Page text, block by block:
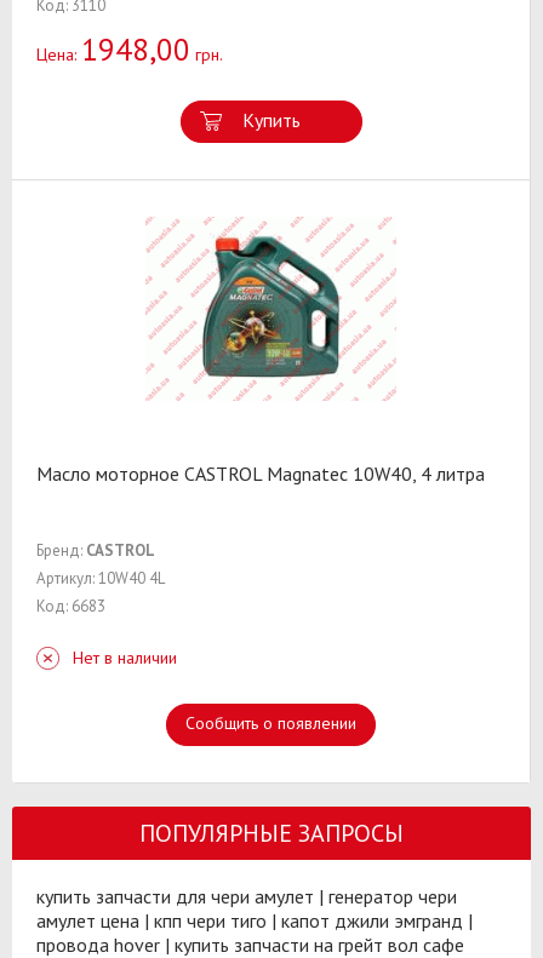
Код: 3110
Цена: 1948,00 грн.
Купить
Масло моторное CASTROL Magnatec 10W40, 4 литра
Бренд: CASTROL
Артикул: 10W40 4L
Код: 6683
Нет в наличии
Сообщить о появлении
ПОПУЛЯРНЫЕ ЗАПРОСЫ
купить запчасти для чери амулет | генератор чери
амулет цена | кпп чери тиго | капот джили эмгранд |
провода hover | купить запчасти на грейт вол сафе